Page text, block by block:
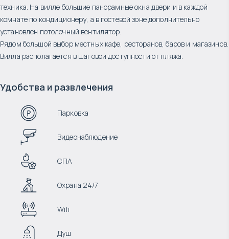
техника. На вилле большие панорамные окна двери и в каждой
комнате по кондиционеру, а в гостевой зоне дополнительно
установлен потолочный вентилятор.
Рядом большой выбор местных кафе, ресторанов, баров и магазинов.
Вилла располагается в шаговой доступности от пляжа.
Удобства и развлечения
Парковка
Видеонаблюдение
СПА
Охрана 24/7
Wifi
Душ